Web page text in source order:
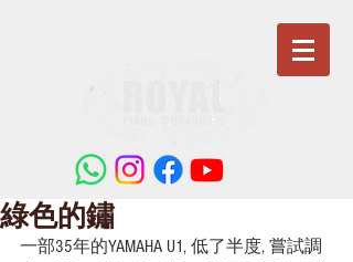
綠色的鏽
一部35年的YAMAHA U1, 低了半度, 嘗試調